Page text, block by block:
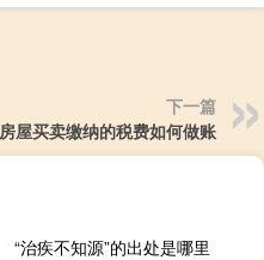
下一篇
房屋买卖缴纳的税费如何做账
“治疾不知源”的出处是哪里